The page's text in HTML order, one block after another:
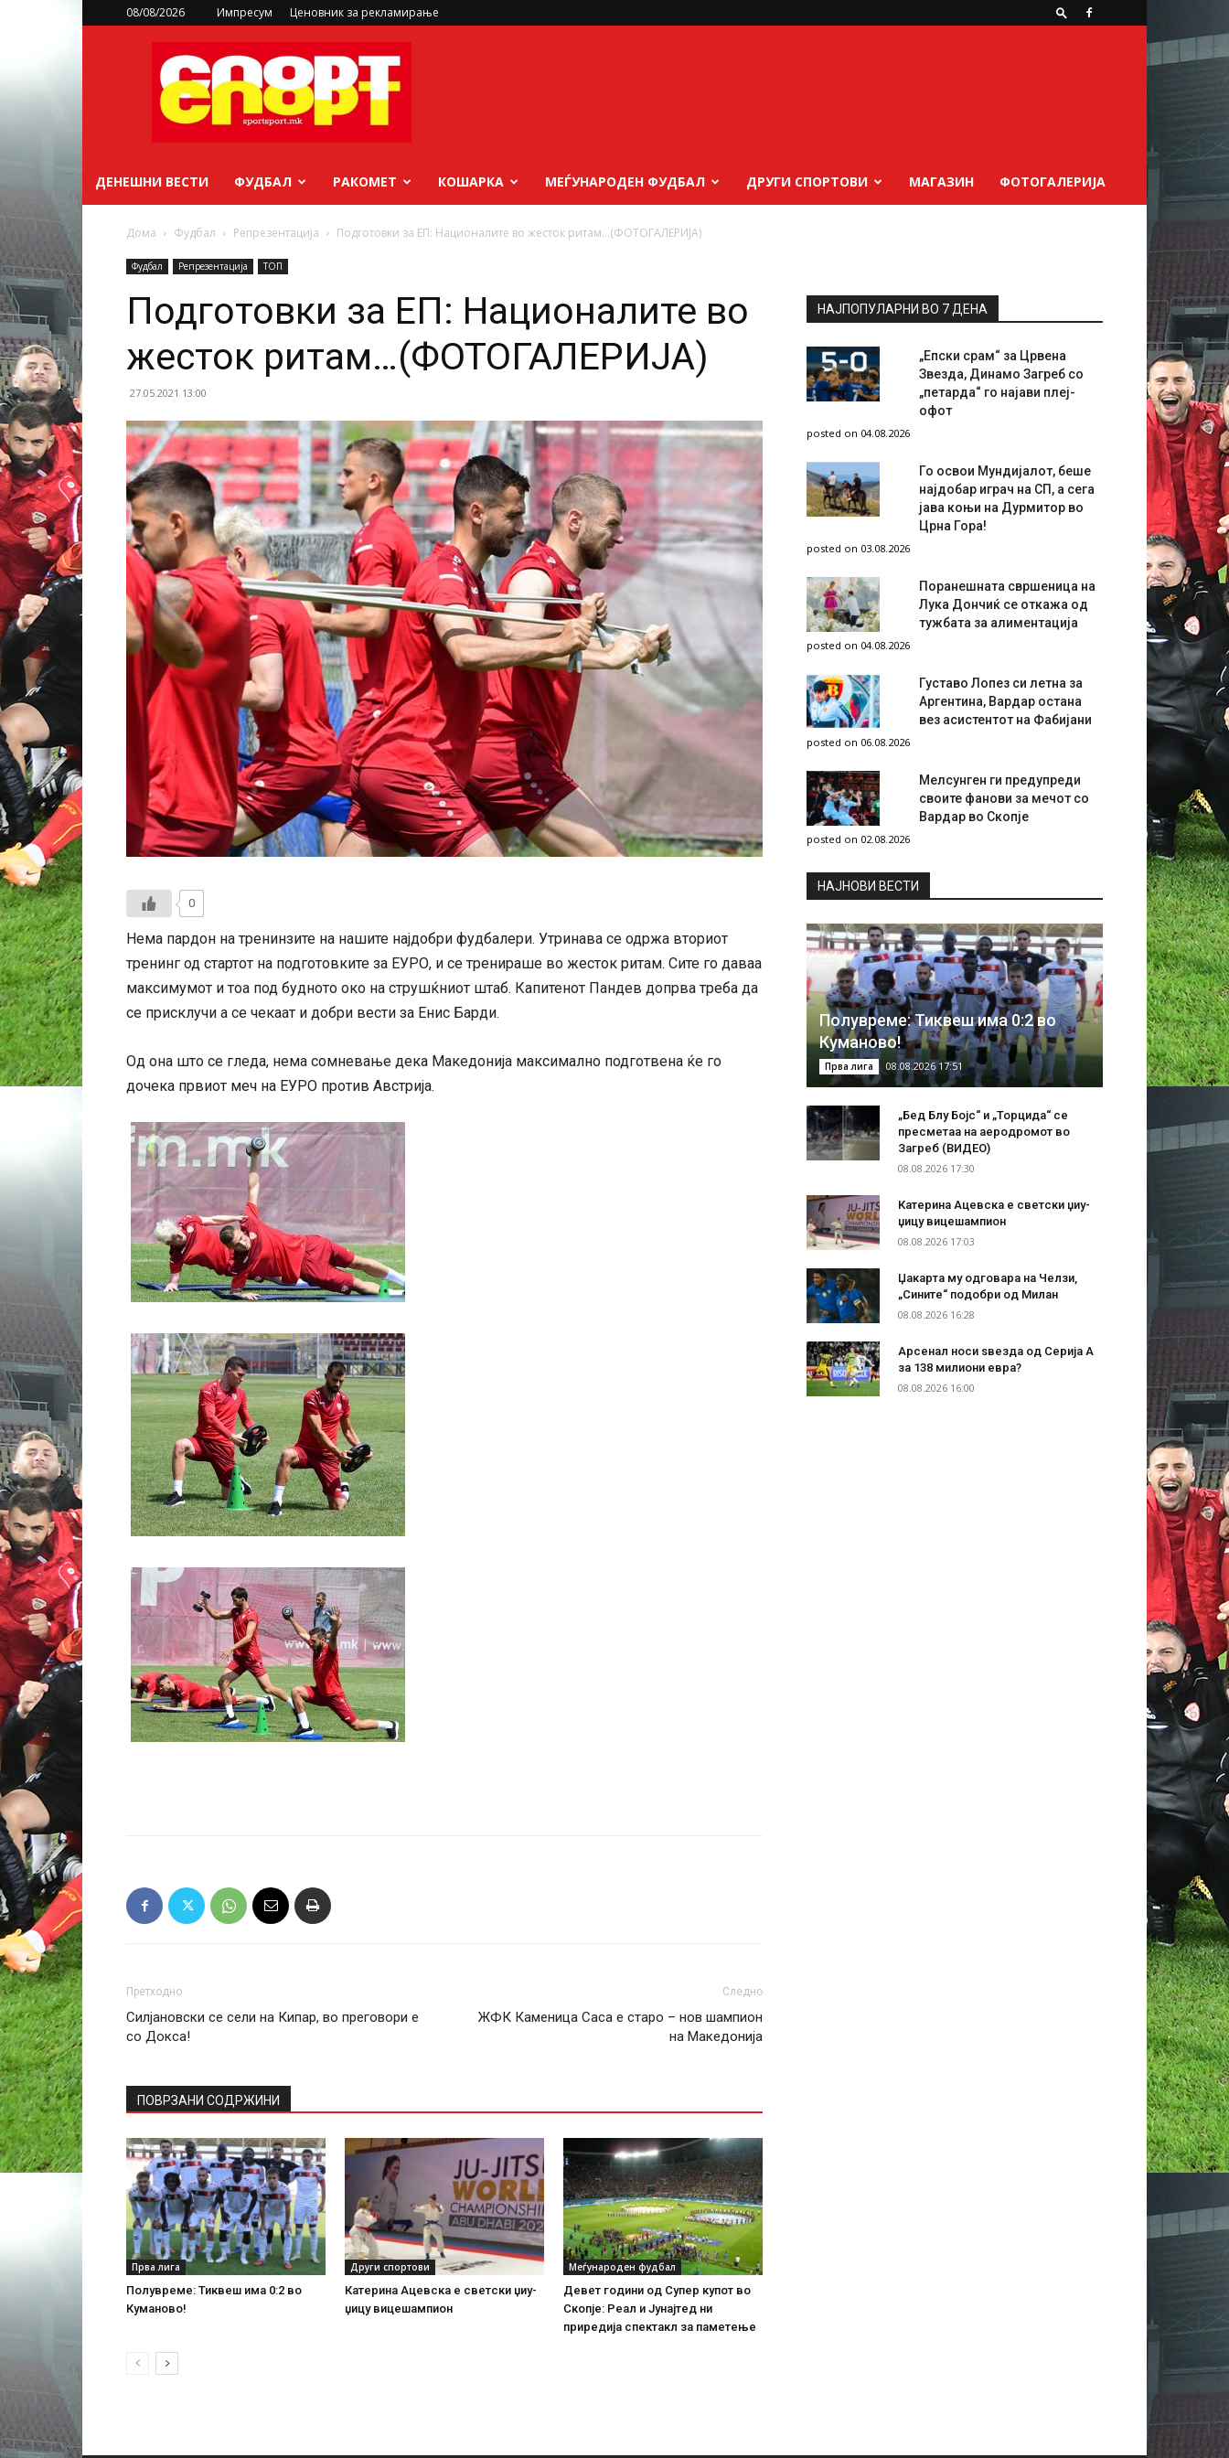
08/08/2026 Импресум Ценовник за рекламирање
sportsport.mk
ДЕНЕШНИ ВЕСТИ ФУДБАЛ РАКОМЕТ КОШАРКА МЕЃУНАРОДЕН ФУДБАЛ ДРУГИ СПОРТОВИ МАГАЗИН ФОТОГАЛЕРИЈА
Дома Фудбал Репрезентација Подготовки за ЕП: Националите во жесток ритам…(ФОТОГАЛЕРИЈА)
Фудбал Репрезентација ТОП
Подготовки за ЕП: Националите во
жесток ритам…(ФОТОГАЛЕРИЈА)
27.05.2021 13:00
0
Нема пардон на тренинзите на нашите најдобри фудбалери. Утринава се одржа вториот
тренинг од стартот на подготовките за ЕУРО, и се тренираше во жесток ритам. Сите го даваа
максимумот и тоа под будното око на струшќниот штаб. Капитенот Пандев допрва треба да
се присклучи а се чекаат и добри вести за Енис Барди.
Од она што се гледа, нема сомневање дека Македонија максимално подготвена ќе го
дочека првиот меч на ЕУРО против Австрија.
Претходно
Силјановски се сели на Кипар, во преговори е
со Докса!
Следно
ЖФК Каменица Саса е старо – нов шампион
на Македонија
ПОВРЗАНИ СОДРЖИНИ
Прва лига
Полувреме: Тиквеш има 0:2 во
Куманово!
Други спортови
Катерина Ацевска е светски џиу-
џицу вицешампион
Меѓународен фудбал
Девет години од Супер купот во
Скопје: Реал и Јунајтед ни
приредија спектакл за паметење
НАЈПОПУЛАРНИ ВО 7 ДЕНА
„Епски срам“ за Црвена
Звезда, Динамо Загреб со
„петарда“ го најави плеј-
офот
posted on 04.08.2026
Го освои Мундијалот, беше
најдобар играч на СП, а сега
јава коњи на Дурмитор во
Црна Гора!
posted on 03.08.2026
Поранешната свршеница на
Лука Дончиќ се откажа од
тужбата за алиментација
posted on 04.08.2026
Густаво Лопез си летна за
Аргентина, Вардар остана
вез асистентот на Фабијани
posted on 06.08.2026
Мелсунген ги предупреди
своите фанови за мечот со
Вардар во Скопје
posted on 02.08.2026
НAЈНОВИ ВЕСТИ
Полувреме: Тиквеш има 0:2 во
Куманово!
Прва лига 08.08.2026 17:51
„Бед Блу Бојс“ и „Торцида“ се
пресметаа на аеродромот во
Загреб (ВИДЕО)
08.08.2026 17:30
Катерина Ацевска е светски џиу-
џицу вицешампион
08.08.2026 17:03
Џакарта му одговара на Челзи,
„Сините“ подобри од Милан
08.08.2026 16:28
Арсенал носи ѕвезда од Серија А
за 138 милиони евра?
08.08.2026 16:00